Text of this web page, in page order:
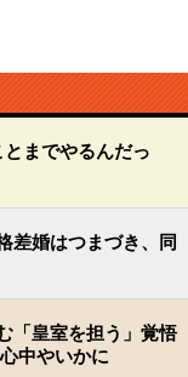
とまでやるんだっ
差婚はつまづき、同
「皇室を担う」覚悟
中やいかに